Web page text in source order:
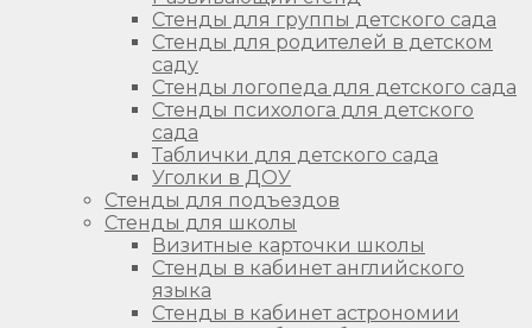
Стенды для группы детского сада
Стенды для родителей в детском
саду
Стенды логопеда для детского сада
Стенды психолога для детского
сада
Таблички для детского сада
Уголки в ДОУ
Стенды для подъездов
Стенды для школы
Визитные карточки школы
Стенды в кабинет английского
языка
Стенды в кабинет астрономии